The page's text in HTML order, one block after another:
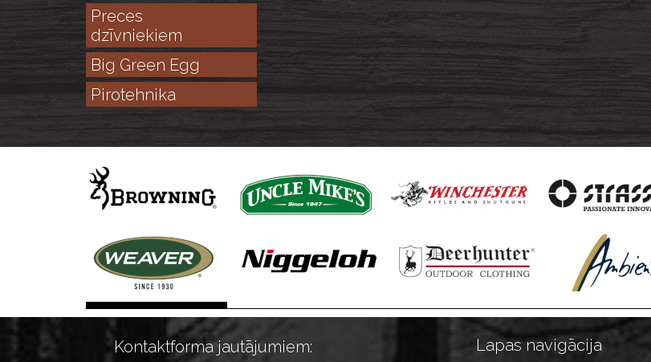
Preces
dzīvniekiem
Big Green Egg
Pirotehnika
Kontaktforma jautājumiem: Lapas navigācija